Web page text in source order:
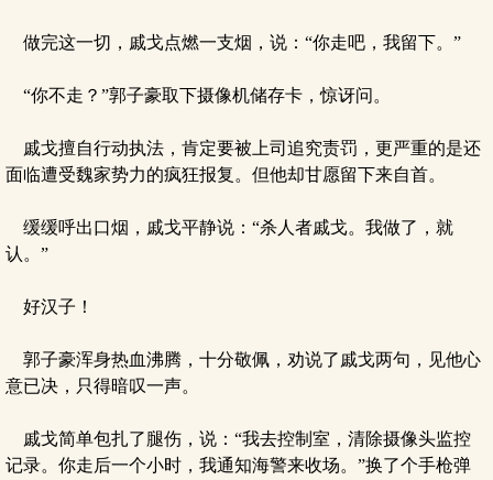
做完这一切，戚戈点燃一支烟，说：“你走吧，我留下。”
“你不走？”郭子豪取下摄像机储存卡，惊讶问。
戚戈擅自行动执法，肯定要被上司追究责罚，更严重的是还
面临遭受魏家势力的疯狂报复。但他却甘愿留下来自首。
缓缓呼出口烟，戚戈平静说：“杀人者戚戈。我做了，就
认。”
好汉子！
郭子豪浑身热血沸腾，十分敬佩，劝说了戚戈两句，见他心
意已决，只得暗叹一声。
戚戈简单包扎了腿伤，说：“我去控制室，清除摄像头监控
记录。你走后一个小时，我通知海警来收场。”换了个手枪弹